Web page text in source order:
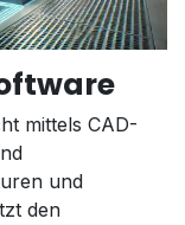
mittels CAD-
und
den